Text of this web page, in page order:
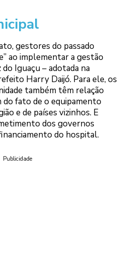
gestores do passado
ao implementar a gestão
Iguaçu – adotada na
Harry Daijó. Para ele, os
também têm relação
do fato de o equipamento
e de países vizinhos. E
dos governos
do hospital.
Publicidade